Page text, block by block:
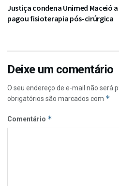
Justiça condena Unimed Maceió
pagou fisioterapia pós-cirúrgica
Deixe um comentário
O seu endereço de e-mail não será
obrigatórios são marcados com *
Comentário *